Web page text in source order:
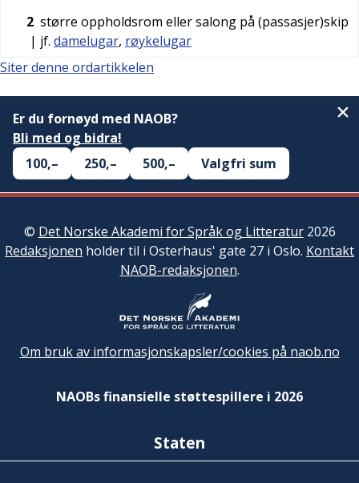
2 større oppholdsrom eller salong på (passasjer)skip
| jf. damelugar, røykelugar
Siter denne ordartikkelen
Er du fornøyd med NAOB?
Bli med og bidra!
100,–
250,– 500,– Valgfri sum
© Det Norske Akademi for Språk og Litteratur2026
Redaksjonen holder til i Osterhaus' gate 27 i Oslo. Kontakt
NAOB-redaksjonen.
Om bruk av informasjonskapsler/cookies på naob.no
NAOBs finansielle støttespillere i 2026
Staten